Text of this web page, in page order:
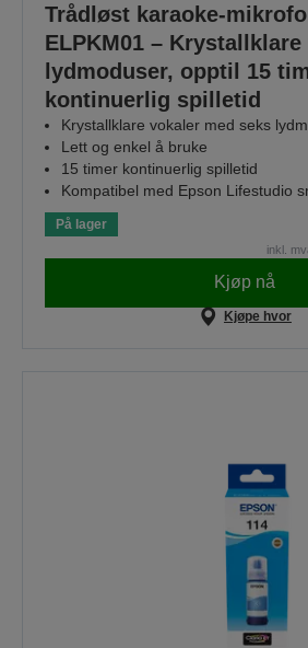
Trådløst karaoke-
ELPKM01 –
lydmoduser, opptil 15
kontinuerlig spilletid
Krystallklare vokaler med seks
Lett og enkel å bruke
15 timer kontinuerlig spilletid
Kompatibel med Epson Lifestudio
På lager
inkl.
Kjøp nå
Kjøpe hvor